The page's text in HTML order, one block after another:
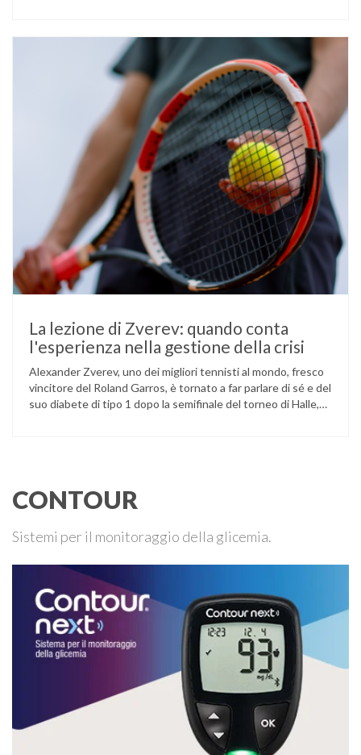
glucosio lo aveva portato …
La lezione di Zverev: quando conta
l'esperienza nella gestione della crisi
Alexander Zverev, uno dei migliori tennisti al mondo, fresco
vincitore del Roland Garros, è tornato a far parlare di sé e del
suo diabete di tipo 1 dopo la semifinale del torneo di Halle,
CONTOUR
Sistemi per il monitoraggio della glicemia.